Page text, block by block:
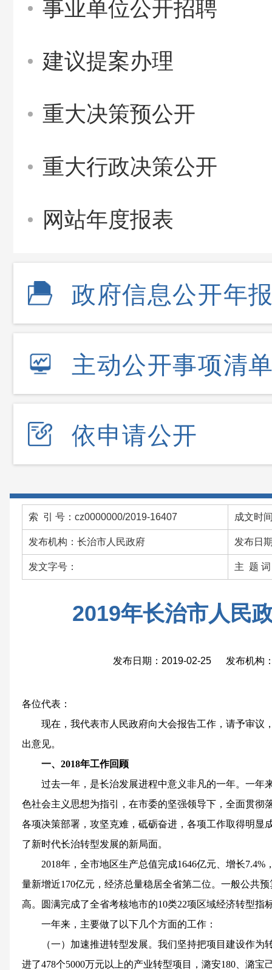
事业单位公开招聘
建议提案办理
重大决策预公开
重大行政决策公开
网站年度报表
政府信息公开年
主动公开事项清
依申请公开
索 引 号：cz0000000/2019-16407 成文时
发布机构：长治市人民政府 发布日
发文字号： 主 题
2019年长治市人民
发布日期：2019-02-25 发布机构
各位代表：
现在，我代表市人民政府向大会报告工作，请予审议
出意见。
一、2018年工作回顾
过去一年，是长治发展进程中意义非凡的一年。一年
色社会主义思想为指引，在市委的坚强领导下，全面贯彻
各项决策部署，攻坚克难，砥砺奋进，各项工作取得明显
了新时代长治转型发展的新局面。
2018年，全市地区生产总值完成1646亿元、增长7.4%
量新增近170亿元，经济总量稳居全省第二位。一般公共
高。圆满完成了全省考核地市的10类22项区域经济转型指
一年来，主要做了以下几个方面的工作：
（一）加速推进转型发展。我们坚持把项目建设作为
进了478个5000万元以上的产业转型项目，潞安180、潞宝